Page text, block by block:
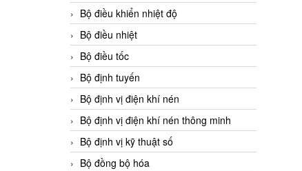
Bộ điều khiển nhiệt độ
Bộ điều nhiệt
Bộ điều tốc
Bộ định tuyến
Bộ định vị điện khí nén
Bộ định vị điện khí nén thông minh
Bộ định vị kỹ thuật số
Bộ đồng bộ hóa